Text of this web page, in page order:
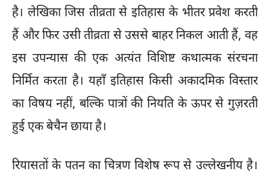
है। लेखिका जिस तीव्रता से इतिहास के भीतर प्रवेश करती
हैं और फिर उसी तीव्रता से उससे बाहर निकल आती हैं, वह
इस उपन्यास की एक अत्यंत विशिष्ट कथात्मक संरचना
निर्मित करता है। यहाँ इतिहास किसी अकादमिक विस्तार
का विषय नहीं, बल्कि पात्रों की नियति के ऊपर से गुज़रती
हुई एक बेचैन छाया है।
रियासतों के पतन का चित्रण विशेष रूप से उल्लेखनीय है।